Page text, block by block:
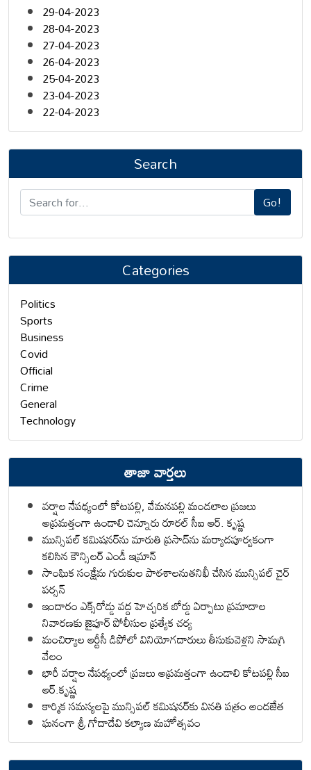
29-04-2023
28-04-2023
27-04-2023
26-04-2023
25-04-2023
23-04-2023
22-04-2023
Search
Go!
Categories
Politics
Sports
Business
Covid
Official
Crime
General
Technology
తాజా వార్తలు
వర్షాల నేపథ్యంలో కోటపల్లి, వేమనపల్లి మండలాల ప్రజలు
అప్రమత్తంగా ఉండాలి చెన్నూరు రూరల్ సీఐ ఆర్. కృష్ణ
మున్సిపల్ కమిషనర్‌ను మారుతి ప్రసాద్‌ను మర్యాదపూర్వకంగా
కలిసిన కౌన్సిలర్ ఎండీ ఇమ్రాన్ ​
సాంఘిక సంక్షేమ గురుకుల పాఠశాలనుతనిఖీ చేసిన మున్సిపల్ చైర్
పర్సన్
ఇందారం ఎక్స్‌రోడ్డు వద్ద హెచ్చరిక బోర్డు ఏర్పాటు ప్రమాదాల
నివారణకు జైపూర్ పోలీసుల ప్రత్యేక చర్య
మంచిర్యాల ఆర్టీసీ డిపోలో వినియోగదారులు తీసుకువెళ్లని సామగ్రి
వేలం
భారీ వర్షాల నేపథ్యంలో ప్రజలు అప్రమత్తంగా ఉండాలి కోటపల్లి సీఐ
ఆర్.కృష్ణ
కార్మిక సమస్యలపై మున్సిపల్ కమిషనర్‌కు వినతి పత్రం అందజేత
ఘనంగా శ్రీ గోదాదేవి కల్యాణ మహోత్సవం